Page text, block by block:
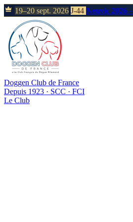
19–20 sept. 2026 J-44 Neuvic 2026
Doggen Club de France
Depuis 1923 · SCC · FCI
Le Club